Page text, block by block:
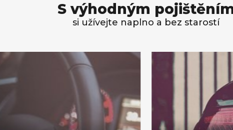
S výhodným
si užívejte naplno a bez starostí
Havarijní pojištění
výhodně ke každému
z
je povinné ze